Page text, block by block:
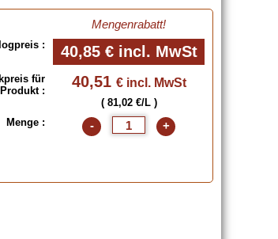
oder das Farbmuster "Schuhleder"
ml (Basis + Spezialfarben), 500 ml
Mengenrabatt!
: 40,85 € incl. MwSt
für
:
40,51 € incl. MwSt
( 81,02 €/L )
Menge :
- +